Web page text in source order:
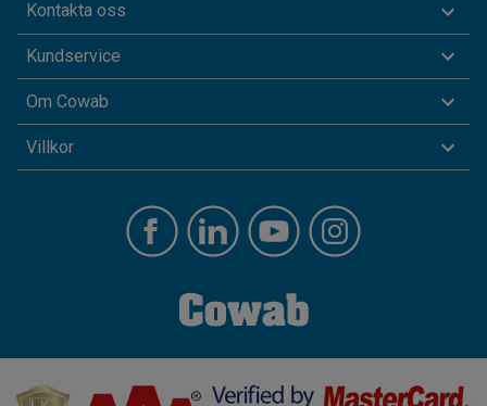
Kontakta oss
Kundservice
Om Cowab
Villkor